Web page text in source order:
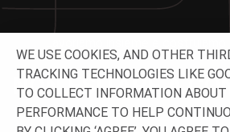
NON ESITARE A
WE USE COOKIES, AND OTHER
TRACKING TECHNOLOGIES LIKE
TO COLLECT INFORMATION ABOUT
PERFORMANCE TO HELP